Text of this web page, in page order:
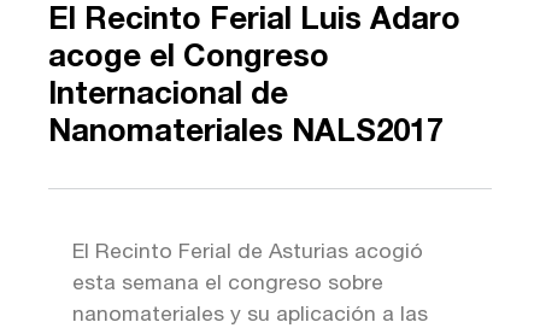
El Recinto Ferial Luis Adaro
acoge el Congreso
Internacional de
Nanomateriales NALS2017
El Recinto Ferial de Asturias acogió
esta semana el congreso sobre
nanomateriales y su aplicación a las